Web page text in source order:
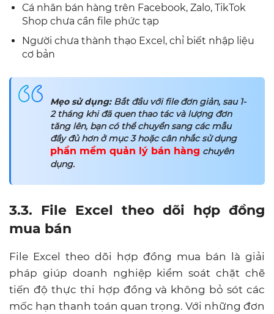
Cá nhân bán hàng trên Facebook, Zalo, TikTok
Shop chưa cần file phức tạp
Người chưa thành thạo Excel, chỉ biết nhập liệu
cơ bản
Mẹo sử dụng:Bắt đầu với file đơn giản, sau 1-
2 tháng khi đã quen thao tác và lượng đơn
tăng lên, bạn có thể chuyển sang các mẫu
đầy đủ hơn ở mục 3 hoặc cân nhắc sử dụng
phần mềm quản lý bán hàng chuyên
dụng.
3.3. File Excel theo dõi hợp đồng
mua bán
File Excel theo dõi hợp đồng mua bán là giải
pháp giúp doanh nghiệp kiểm soát chặt chẽ
tiến độ thực thi hợp đồng và không bỏ sót các
mốc hạn thanh toán quan trọng. Với những đơn